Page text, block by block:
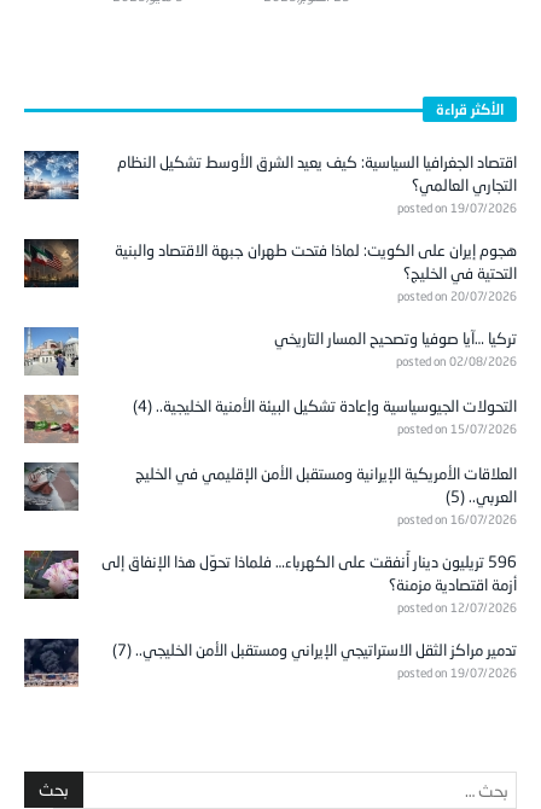
الأكثر قراءة
اقتصاد الجغرافيا السياسية: كيف يعيد الشرق الأوسط تشكيل النظام
التجاري العالمي؟
posted on 19/07/2026
هجوم إيران على الكويت: لماذا فتحت طهران جبهة الاقتصاد والبنية
التحتية في الخليج؟
posted on 20/07/2026
تركيا …آيا صوفيا وتصحيح المسار التاريخي
posted on 02/08/2026
التحولات الجيوسياسية وإعادة تشكيل البيئة الأمنية الخليجية.. (4)
posted on 15/07/2026
العلاقات الأمريكية الإيرانية ومستقبل الأمن الإقليمي في الخليج
العربي.. (5)
posted on 16/07/2026
596 تريليون دينار أُنفقت على الكهرباء… فلماذا تحوّل هذا الإنفاق إلى
أزمة اقتصادية مزمنة؟
posted on 12/07/2026
تدمير مراكز الثقل الاستراتيجي الإيراني ومستقبل الأمن الخليجي.. (7)
posted on 19/07/2026